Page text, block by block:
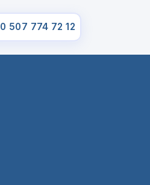
0 507 774 72 12